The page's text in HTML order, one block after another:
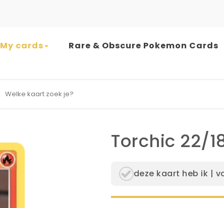
My cards Rare & Obscure Pokemon Cards
Torchic 22/
deze kaart heb ik |